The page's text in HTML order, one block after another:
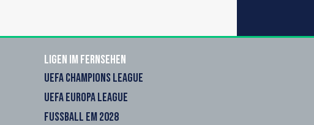
Ligen im Fernsehen
UEFA CHAMPIONS LEAGUE
UEFA EUROPA LEAGUE
FUSSBALL EM 2028